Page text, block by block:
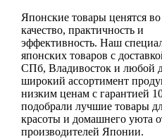
Японские товары ценятся
качество, практичность и
эффективность. Наш
японских товаров с
СПб, Владивосток и любой
широкий ассортимент
низким ценам с гарантией
подобрали лучшие товары
красоты и домашнего уюта
производителей Японии.